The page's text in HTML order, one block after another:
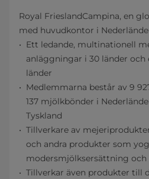
Royal FrieslandCampina, en
med huvudkontor i
Ett ledande, multinationell
anläggningar i 30 länder och
länder
Medlemmarna består av 9
137 mjölkbönder i
Tyskland
Tillverkare av
och andra produkter som
modersmjölksersättning och
Tillverkar även produkter till